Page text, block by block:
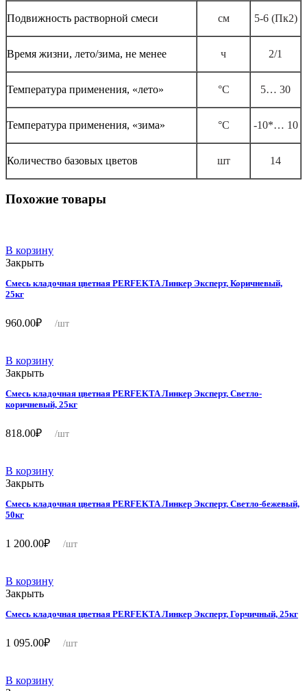
Подвижность растворной смеси см 5-6 (Пк2)
Время жизни, лето/зима, не менее ч 2/1
Температура применения, «лето» °С 5… 30
Температура применения, «зима» °С -10*… 10
Количество базовых цветов шт 14
Похожие товары
В корзину
Закрыть
Смесь кладочная цветная PERFEKTA Линкер Эксперт, Коричневый,
25кг
960.00₽ /шт
В корзину
Закрыть
Смесь кладочная цветная PERFEKTA Линкер Эксперт, Светло-
коричневый, 25кг
818.00₽ /шт
В корзину
Закрыть
Смесь кладочная цветная PERFEKTA Линкер Эксперт, Светло-бежевый,
50кг
1 200.00₽ /шт
В корзину
Закрыть
Смесь кладочная цветная PERFEKTA Линкер Эксперт, Горчичный, 25кг
1 095.00₽ /шт
В корзину